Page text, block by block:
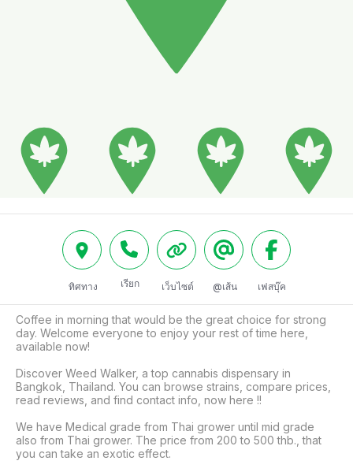
ทิศทาง เรียก เว็บไซต์ @เส้น เฟสบุ๊ค
Coffee in morning that would be the great choice for strong
day. Welcome everyone to enjoy your rest of time here,
available now!
Discover Weed Walker, a top cannabis dispensary in
Bangkok, Thailand. You can browse strains, compare prices,
read reviews, and find contact info, now here !!
We have Medical grade from Thai grower until mid grade
also from Thai grower. The price from 200 to 500 thb., that
you can take an exotic effect.